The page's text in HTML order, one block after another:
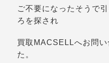
ご不要になったそうで
ろを探され
買取MACSELLへお問
た。